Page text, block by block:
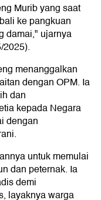
Murib yang saat
ke pangkuan
damai," ujarnya
menanggalkan
dengan OPM. Ia
dan
kepada Negara
dengan
untuk memulai
dan peternak. Ia
demi
layaknya warga